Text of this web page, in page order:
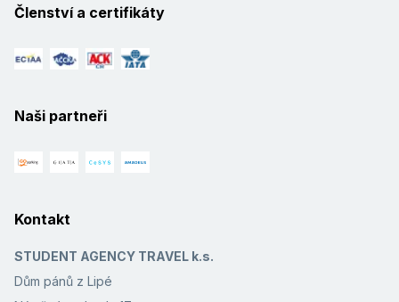
Členství a certifikáty
Naši partneři
Kontakt
STUDENT AGENCY TRAVEL k.s.
Dům pánů z Lipé